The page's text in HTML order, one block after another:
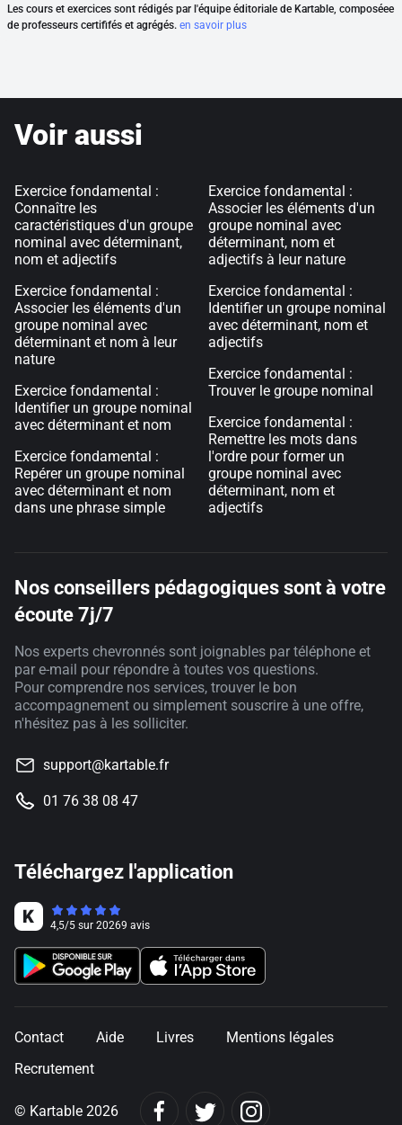
Les cours et exercices sont rédigés par l'équipe éditoriale de Kartable, composéee
de professeurs certififés et agrégés. en savoir plus
Voir aussi
Exercice fondamental :
Connaître les
caractéristiques d'un groupe
nominal avec déterminant,
nom et adjectifs
Exercice fondamental :
Associer les éléments d'un
groupe nominal avec
déterminant et nom à leur
nature
Exercice fondamental :
Identifier un groupe nominal
avec déterminant et nom
Exercice fondamental :
Repérer un groupe nominal
avec déterminant et nom
dans une phrase simple
Exercice fondamental :
Associer les éléments d'un
groupe nominal avec
déterminant, nom et
adjectifs à leur nature
Exercice fondamental :
Identifier un groupe nominal
avec déterminant, nom et
adjectifs
Exercice fondamental :
Trouver le groupe nominal
Exercice fondamental :
Remettre les mots dans
l'ordre pour former un
groupe nominal avec
déterminant, nom et
adjectifs
Nos conseillers pédagogiques sont à votre
écoute 7j/7
Nos experts chevronnés sont joignables par téléphone et
par e-mail pour répondre à toutes vos questions.
Pour comprendre nos services, trouver le bon
accompagnement ou simplement souscrire à une offre,
n'hésitez pas à les solliciter.
support@kartable.fr
01 76 38 08 47
Téléchargez l'application
4,5/5 sur 20269 avis
Contact Aide Livres
Mentions légales
Recrutement
© Kartable 2026